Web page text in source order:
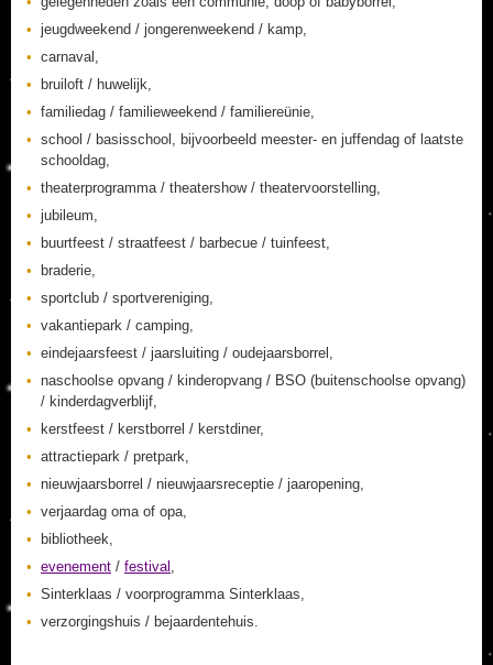
jeugdweekend / jongerenweekend / kamp,
carnaval,
bruiloft / huwelijk,
familiedag / familieweekend / familiereünie,
school / basisschool, bijvoorbeeld meester- en juffendag of laatste
schooldag,
theaterprogramma / theatershow / theatervoorstelling,
jubileum,
buurtfeest / straatfeest / barbecue / tuinfeest,
braderie,
sportclub / sportvereniging,
vakantiepark / camping,
eindejaarsfeest / jaarsluiting / oudejaarsborrel,
naschoolse opvang / kinderopvang / BSO (buitenschoolse opvang)
/ kinderdagverblijf,
kerstfeest / kerstborrel / kerstdiner,
attractiepark / pretpark,
nieuwjaarsborrel / nieuwjaarsreceptie / jaaropening,
verjaardag oma of opa,
bibliotheek,
evenement / festival ,
Sinterklaas / voorprogramma Sinterklaas,
verzorgingshuis / bejaardentehuis.